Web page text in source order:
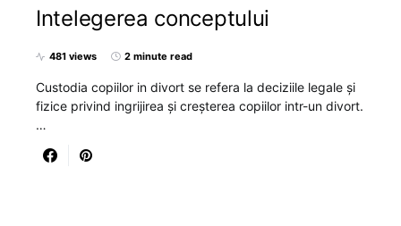
Intelegerea conceptului
481 views 2 minute read
Custodia copiilor in divort se refera la deciziile legale și
fizice privind ingrijirea și creșterea copiilor intr-un divort.
…